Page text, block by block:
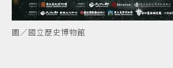
圖／國立歷史博物館